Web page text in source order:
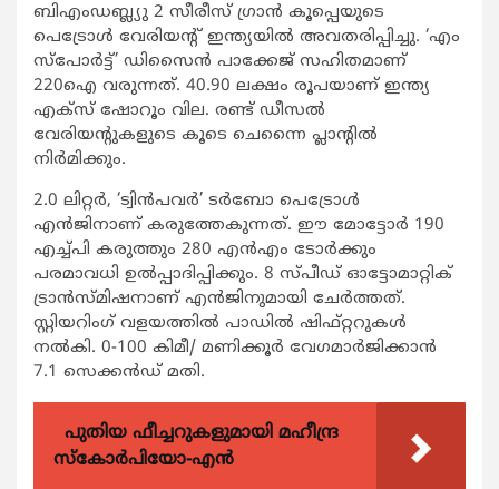
ബിഎംഡബ്ല്യു 2 സീരീസ് ഗ്രാന്‍ കൂപ്പെയുടെ
പെട്രോള്‍ വേരിയന്റ് ഇന്ത്യയില്‍ അവതരിപ്പിച്ചു. ‘എം
സ്‌പോര്‍ട്ട്’ ഡിസൈന്‍ പാക്കേജ് സഹിതമാണ്
220ഐ വരുന്നത്. 40.90 ലക്ഷം രൂപയാണ് ഇന്ത്യ
എക്‌സ് ഷോറൂം വില. രണ്ട് ഡീസല്‍
വേരിയന്റുകളുടെ കൂടെ ചെന്നൈ പ്ലാന്റില്‍
നിര്‍മിക്കും.
2.0 ലിറ്റര്‍, ‘ട്വിന്‍പവര്‍’ ടര്‍ബോ പെട്രോള്‍
എന്‍ജിനാണ് കരുത്തേകുന്നത്. ഈ മോട്ടോര്‍ 190
എച്ച്പി കരുത്തും 280 എന്‍എം ടോര്‍ക്കും
പരമാവധി ഉല്‍പ്പാദിപ്പിക്കും. 8 സ്പീഡ് ഓട്ടോമാറ്റിക്
ട്രാന്‍സ്മിഷനാണ് എന്‍ജിനുമായി ചേര്‍ത്തത്.
സ്റ്റിയറിംഗ് വളയത്തില്‍ പാഡില്‍ ഷിഫ്റ്ററുകള്‍
നല്‍കി. 0-100 കിമീ/ മണിക്കൂര്‍ വേഗമാര്‍ജിക്കാന്‍
7.1 സെക്കന്‍ഡ് മതി.
പുതിയ ഫീച്ചറുകളുമായി മഹീന്ദ്ര
സ്കോർപിയോ-എൻ